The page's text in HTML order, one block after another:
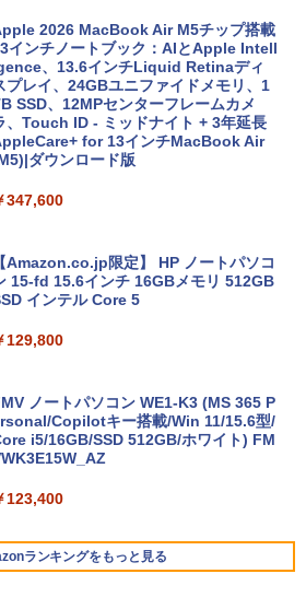
2026 MacBook Air M5チップ搭載
インチノートブック：AIとApple Intell
、13.6インチLiquid Retinaディ
プレイ、24GBユニファイドメモリ、1
SSD、12MPセンターフレームカメ
、Touch ID - ミッドナイト + 3年延長
for 13インチMacBook Air
ダウンロード版
347,600
【Amazon.co.jp限定】 HP ノートパソコ
15-fd 15.6インチ 16GBメモリ 512GB
インテル Core 5
129,800
ノートパソコン WE1-K3 (MS 365 P
Copilotキー搭載/Win 11/15.6型/
i5/16GB/SSD 512GB/ホワイト) FM
123,400
ランキングをもっと見る